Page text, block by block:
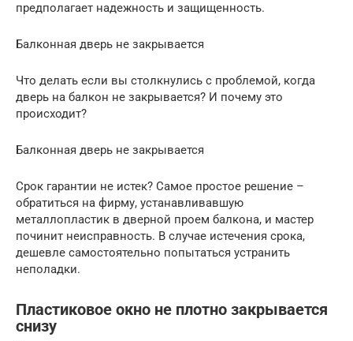
предполагает надежность и защищенность.
Балконная дверь не закрывается
Что делать если вы столкнулись с проблемой, когда
дверь на балкон не закрывается? И почему это
происходит?
Балконная дверь не закрывается
Срок гарантии не истек? Самое простое решение –
обратиться на фирму, устанавливавшую
металлопластик в дверной проем балкона, и мастер
починит неисправность. В случае истечения срока,
дешевле самостоятельно попытаться устранить
неполадки.
Пластиковое окно не плотно закрывается
снизу